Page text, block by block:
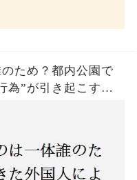
ため？都内公園で
為”が引き起こす論